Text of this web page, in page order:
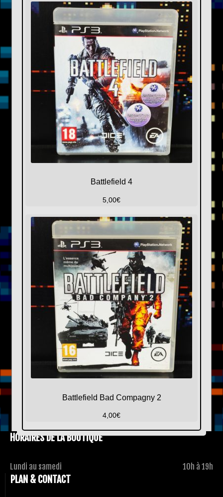
Battlefield 4
5,00€
Battlefield Bad Compagny 2
4,00€
HORAIRES DE LA BOUTIQUE
Lundi au samedi 10h à 19h
PLAN & CONTACT